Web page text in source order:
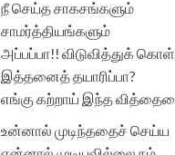
நீ செய்த சாகசங்களும்
சாமர்த்தியங்களும்
அப்பப்பா!! விடுவித்துக்
இத்தனைத் தயாரிப்பா?
எங்கு கற்றாய் இந்த
உன்னால் முடிந்ததைச் செய்ய